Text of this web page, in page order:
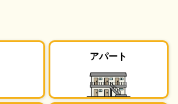
アパート